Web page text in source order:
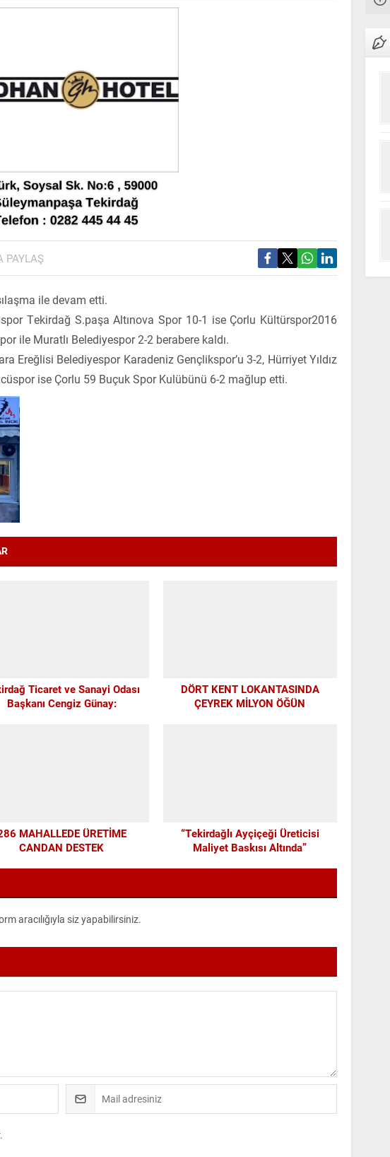
PAYLAŞ
ile devam etti.
Tekirdağ S.paşa Altınova Spor 10-1 ise Çorlu Kültürspor2016
ile Muratlı Belediyespor 2-2 berabere kaldı.
Ereğlisi Belediyespor Karadeniz Gençlikspor’u 3-2, Hürriyet Yıldız
ise Çorlu 59 Buçuk Spor Kulübünü 6-2 mağlup etti.
Ticaret ve Sanayi Odası
Başkanı Cengiz Günay:
DÖRT KENT LOKANTASINDA
ÇEYREK MİLYON ÖĞÜN
MAHALLEDE ÜRETİME
CANDAN DESTEK
“Tekirdağlı Ayçiçeği Üreticisi
Maliyet Baskısı Altında”
aracılığıyla siz yapabilirsiniz.